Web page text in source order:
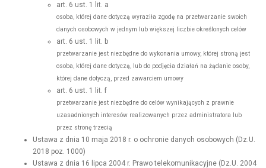
art. 6 ust. 1 lit. a
osoba, której dane dotyczą wyraziła zgodę na przetwarzanie swoich
danych osobowych w jednym lub większej liczbie określonych celów
art. 6 ust. 1 lit. b
przetwarzanie jest niezbędne do wykonania umowy, której stroną jest
osoba, której dane dotyczą, lub do podjęcia działań na żądanie osoby,
której dane dotyczą, przed zawarciem umowy
art. 6 ust. 1 lit. f
przetwarzanie jest niezbędne do celów wynikających z prawnie
uzasadnionych interesów realizowanych przez administratora lub
przez stronę trzecią
Ustawa z dnia 10 maja 2018 r. o ochronie danych osobowych (Dz.U.
2018 poz. 1000)
Ustawa z dnia 16 lipca 2004 r. Prawo telekomunikacyjne (Dz.U. 2004